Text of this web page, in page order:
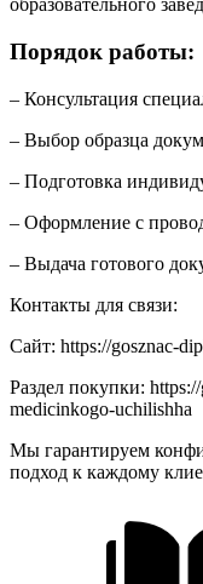
образовательного
Порядок работы:
– Консультация
– Выбор образца
– Подготовка
– Оформление с
– Выдача готового
Контакты для связи:
Сайт: https://gosznac-
Раздел покупки:
medicinkogo-uchilishha
Мы гарантируем
подход к каждому